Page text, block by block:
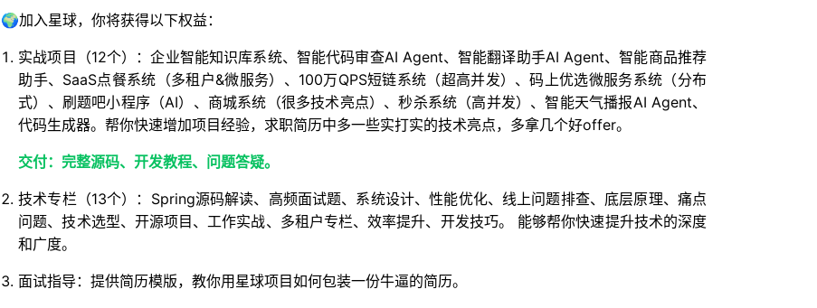
🌍加入星球，你将获得以下权益：
实战项目（12个）：企业智能知识库系统、智能代码审查AI Agent、智能翻译助手AI Agent、智能商品推荐
助手、SaaS点餐系统（多租户&微服务）、100万QPS短链系统（超高并发）、码上优选微服务系统（分布
式）、刷题吧小程序（AI）、商城系统（很多技术亮点）、秒杀系统（高并发）、智能天气播报AI Agent、
代码生成器。帮你快速增加项目经验，求职简历中多一些实打实的技术亮点，多拿几个好offer。
交付：完整源码、开发教程、问题答疑。
技术专栏（13个）：Spring源码解读、高频面试题、系统设计、性能优化、线上问题排查、底层原理、痛点
问题、技术选型、开源项目、工作实战、多租户专栏、效率提升、开发技巧。 能够帮你快速提升技术的深度
和广度。
面试指导：提供简历模版，教你用星球项目如何包装一份牛逼的简历。